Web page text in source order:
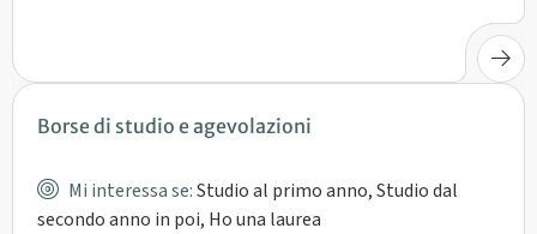
Borse di studio e agevolazioni
Mi interessa se:Studio al primo anno, Studio dal
secondo anno in poi, Ho una laurea